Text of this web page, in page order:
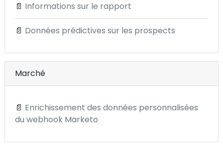
📄 Informations sur le rapport
📄 Données prédictives sur les prospects
Marché
📄 Enrichissement des données personnalisées
du webhook Marketo